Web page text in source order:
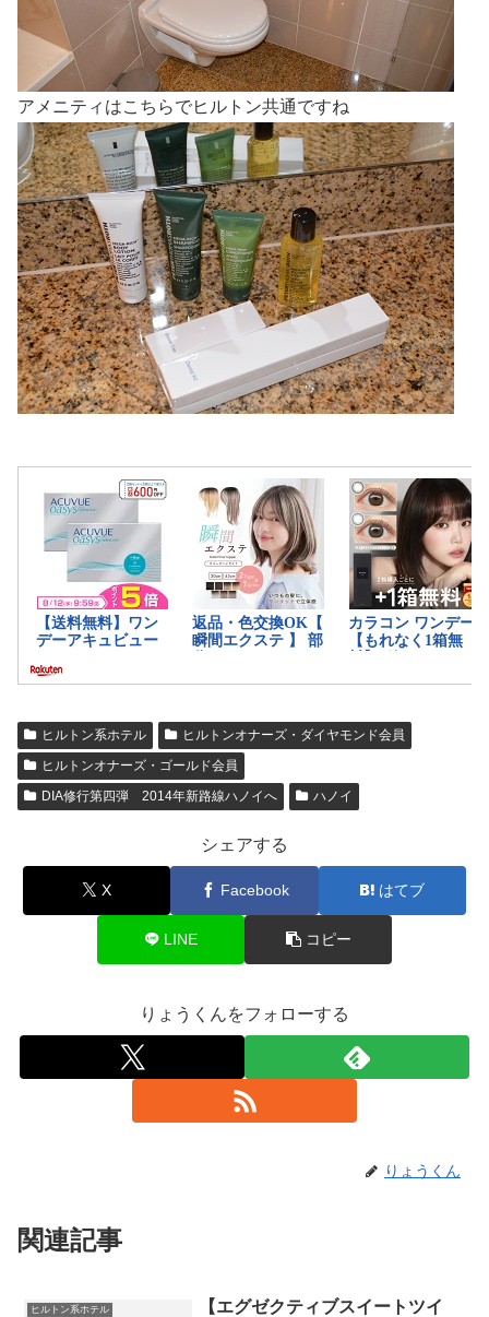
アメニティはこちらでヒルトン共通ですね
ヒルトン系ホテル
ヒルトンオナーズ・ダイヤモンド会員
ヒルトンオナーズ・ゴールド会員
DIA修行第四弾 2014年新路線ハノイへ
ハノイ
シェアする
X Facebook はてブ
LINE コピー
りょうくんをフォローする
りょうくん
関連記事
ヒルトン系ホテル
【エグゼクティブスイートツイ